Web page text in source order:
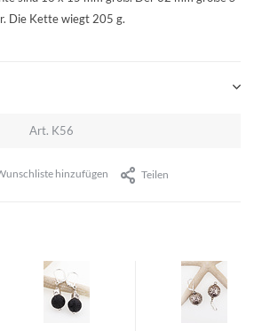
Die Kette wiegt 205 g.
Art. K56
hinzufügen Teilen